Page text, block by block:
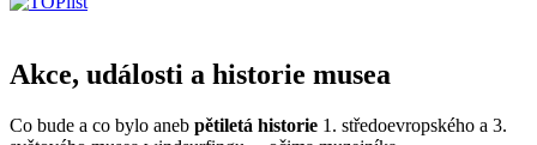
Akce, události a historie musea
Co bude a co bylo aneb pětiletá historie 1. středoevropského a 3.